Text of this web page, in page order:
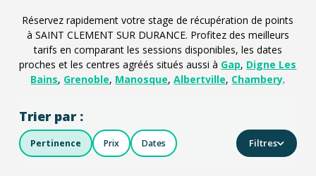
Réservez rapidement votre stage de récupération de points
à SAINT CLEMENT SUR DURANCE. Profitez des meilleurs
tarifs en comparant les sessions disponibles, les dates
proches et les centres agréés situés aussi à Gap, Digne Les
Bains, Grenoble, Manosque,Albertville, Chambery.
Trier par :
Pertinence Prix Dates Filtres